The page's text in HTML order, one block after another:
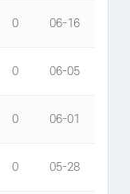
0 06-16
0 06-05
0 06-01
0 05-28